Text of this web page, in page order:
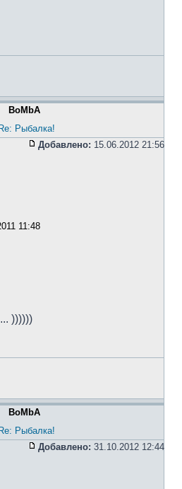
BoMbA
Re: Рыбалка!
Добавлено: 15.06.2012 21:56
11:48
))))))
BoMbA
Re: Рыбалка!
Добавлено: 31.10.2012 12:44